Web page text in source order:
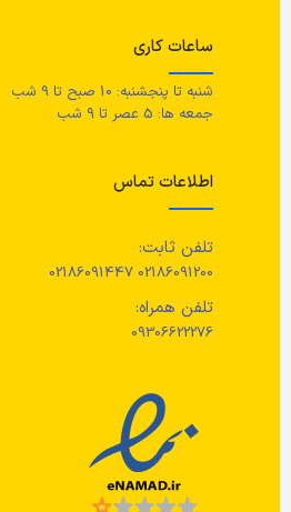
ساعات کاری
شنبه تا پنجشنبه: 10 صبح تا 9 شب
جمعه ها: 5 عصر تا 9 شب
اطلاعات تماس
تلفن ثابت:
02186091200 02186091447
تلفن همراه:
09306622276